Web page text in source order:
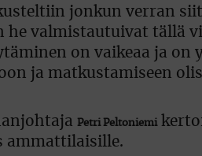
jonkun verran
he valmistautuivat tällä
on vaikeaa ja on
ja matkustamiseen
Petri Peltoniemi
ammattilaisille.